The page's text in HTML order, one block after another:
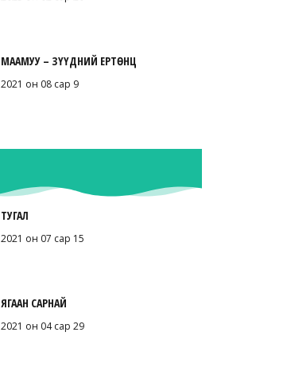
МААМУУ – ЗҮҮДНИЙ ЕРТӨНЦ
2021 он 08 сар 9
ТУГАЛ
2021 он 07 сар 15
ЯГААН САРНАЙ
2021 он 04 сар 29